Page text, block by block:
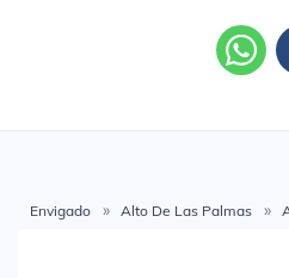
Envigado Alto De Las Palmas